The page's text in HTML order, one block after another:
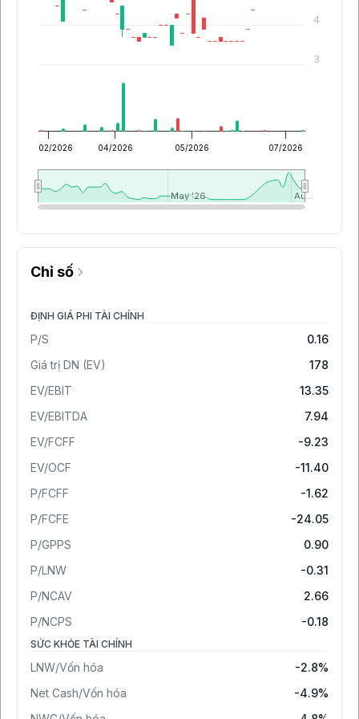
02/2026 04/2026 05/2026 07/2026
May '26
May '26 Au…
Au…
3
4
Chỉ số
ĐỊNH GIÁ PHI TÀI CHÍNH
P/S
0.16
Giá trị DN (EV)
178
EV/EBIT
13.35
EV/EBITDA
7.94
EV/FCFF
-9.23
EV/OCF
-11.40
P/FCFF
-1.62
P/FCFE
-24.05
P/GPPS
0.90
P/LNW
-0.31
P/NCAV
2.66
P/NCPS
-0.18
SỨC KHỎE TÀI CHÍNH
LNW/Vốn hóa
-2.8%
Net Cash/Vốn hóa
-4.9%